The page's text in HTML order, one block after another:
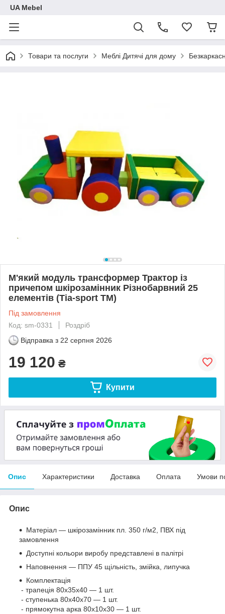
UA Mebel
Товари та послуги Меблі Дитячі для дому
М'який модуль трансформер Трактор із
причепом шкірозамінник Різнобарвний 25
елементів (Тia-sport ТМ)
Під замовлення
Код: sm-0331
Роздріб
Відправка з 22 серпня 2026
19 120 ₴
Купити
Опис Характеристики Доставка Оплата Умови
Опис
Матеріал — шкірозамінник пл. 350 г/м2, ПВХ під
замовлення
Доступні кольори виробу представлені в палітрі
Наповнення — ППУ 45 щільність, змійка, липучка
Комплектація
- трапеція 80х35х40 — 1 шт.
- ступенька 80х40х70 — 1 шт.
- прямокутна арка 80х10х30 — 1 шт.